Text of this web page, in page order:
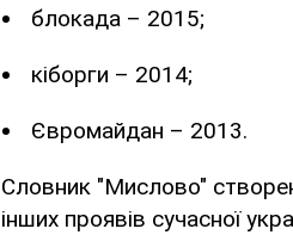
блокада – 2015;
кіборги – 2014;
Євромайдан – 2013.
Словник "Мислово"
інших проявів сучасної